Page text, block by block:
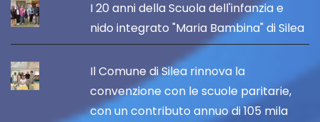
I 20 anni della Scuola dell'infanzia e
nido integrato "Maria Bambina" di Silea
Il Comune di Silea rinnova la
convenzione con le scuole paritarie,
con un contributo annuo di 105 mila